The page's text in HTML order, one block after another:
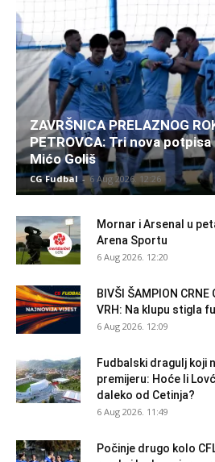
ZAVRŠNICA PRELAZNOG
PETROVCA: Tri nova
Mićo Goliš
CG Fudbal - 6 Aug 2026. 12:26
Mornar i Arsenal u
Arena Sportu
6 Aug 2026. 12:20
BIVŠI ŠAMPION CRNE
VRH: Na klupu stigla
6 Aug 2026. 12:09
Fudbalski dragulj koji
premijeru: Hoće li
daleko od Cetinja?
6 Aug 2026. 11:49
Počinje drugo kolo